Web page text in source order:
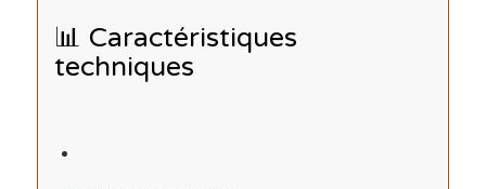
📊 Caractéristiques
techniques